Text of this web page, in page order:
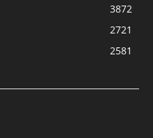
3872
2721
2581